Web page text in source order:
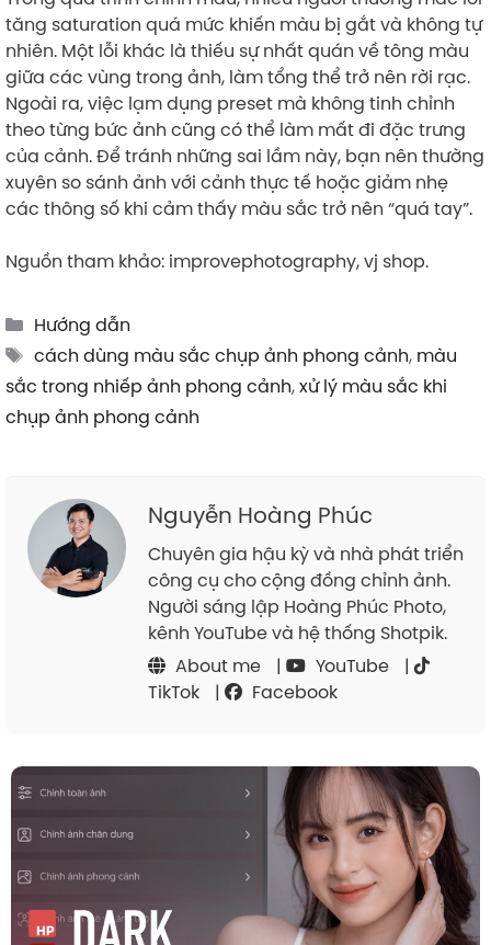
tăng saturation quá mức khiến màu bị gắt và không tự
nhiên. Một lỗi khác là thiếu sự nhất quán về tông màu
giữa các vùng trong ảnh, làm tổng thể trở nên rời rạc.
Ngoài ra, việc lạm dụng preset mà không tinh chỉnh
theo từng bức ảnh cũng có thể làm mất đi đặc trưng
của cảnh. Để tránh những sai lầm này, bạn nên thường
xuyên so sánh ảnh với cảnh thực tế hoặc giảm nhẹ
các thông số khi cảm thấy màu sắc trở nên “quá tay”.
Nguồn tham khảo: improvephotography, vj shop.
Categories
Hướng dẫn
Tags
cách dùng màu sắc chụp ảnh phong cảnh, màu
sắc trong nhiếp ảnh phong cảnh,xử lý màu sắc khi
chụp ảnh phong cảnh
Nguyễn Hoàng Phúc
Chuyên gia hậu kỳ và nhà phát triển
công cụ cho cộng đồng chỉnh ảnh.
Người sáng lập Hoàng Phúc Photo,
kênh YouTube và hệ thống Shotpik.
About me
| YouTube
|
TikTok
| Facebook